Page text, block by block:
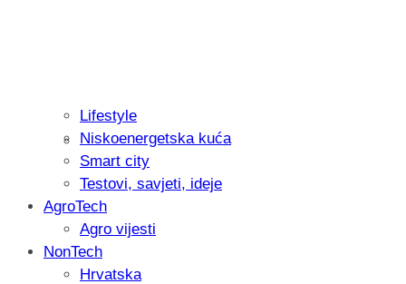
Isprobali smo: Thermostar
Lifestyle
Niskoenergetska kuća
Smart city
Testovi, savjeti, ideje
AgroTech
Agro vijesti
NonTech
Hrvatska